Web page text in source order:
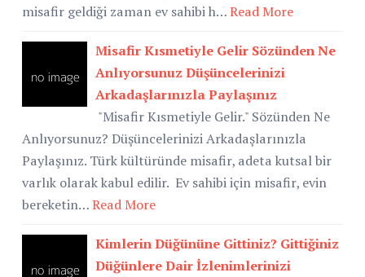
misafir geldiği zaman ev sahibi h…Read More
Misafir Kısmetiyle Gelir Sözünden Ne
Anlıyorsunuz Düşüncelerinizi
Arkadaşlarınızla Paylaşınız
"Misafir Kısmetiyle Gelir." Sözünden Ne
Anlıyorsunuz? Düşüncelerinizi Arkadaşlarınızla
Paylaşınız. Türk kültüründe misafir, adeta kutsal bir
varlık olarak kabul edilir. Ev sahibi için misafir, evin
bereketin…Read More
Kimlerin Düğününe Gittiniz? Gittiğiniz
Düğünlere Dair İzlenimlerinizi